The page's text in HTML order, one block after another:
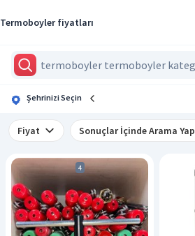
Termoboyler fiyatları
Şehrinizi Seçin
Fiyat Sonuçlar İçinde Arama Yap
4